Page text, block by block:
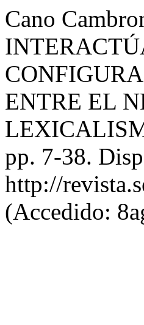
Cano
ENTRE EL
pp. 7-38.
http://
(Accedido: